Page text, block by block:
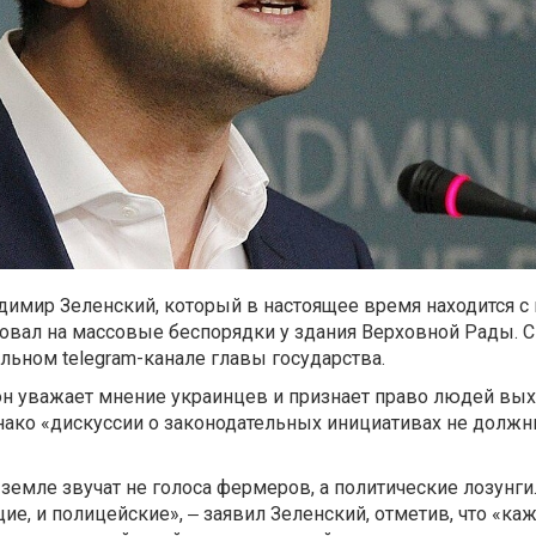
Зеленский, который в настоящее время находится с
на массовые беспорядки у здания Верховной Рады.
telegram-канале главы государства.
уважает мнение украинцев и признает право людей
«дискуссии о законодательных инициативах не
звучат не голоса фермеров, а политические
и полицейские», ‒ заявил Зеленский, отметив, что